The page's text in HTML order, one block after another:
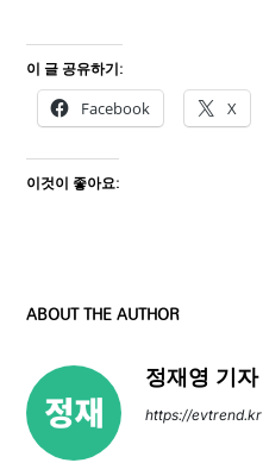
이 글 공유하기:
Facebook X
이것이 좋아요:
ABOUT THE AUTHOR
정재영 기자
https://evtrend.kr